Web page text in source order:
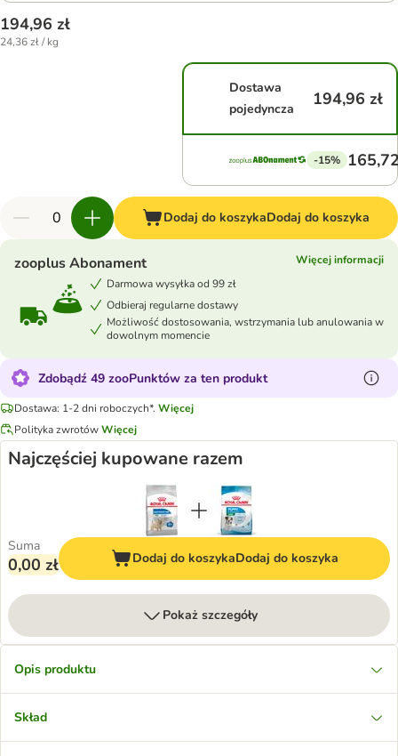
194,96 zł
24,36 zł / kg
Dostawa
pojedyncza
194,96 zł
-15%
Dodaj do koszykaDodaj do koszyka
zooplus Abonament
Więcej informacji
Darmowa wysyłka od 99 zł
Odbieraj regularne dostawy
Możliwość dostosowania, wstrzymania lub anulowania w
dowolnym momencie
Zdobądź 49 zooPunktów za ten produkt
Dostawa: 1-2 dni roboczych*. Więcej
Polityka zwrotówWięcej
Najczęściej kupowane razem
Suma
0,00 zł Dodaj do koszykaDodaj do koszyka
Pokaż szczegóły
Opis produktu
Skład